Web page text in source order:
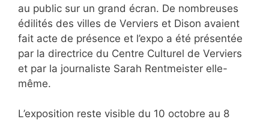
au public sur un grand écran. De nombreuses
édilités des villes de Verviers et Dison avaient
fait acte de présence et l’expo a été présentée
par la directrice du Centre Culturel de Verviers
et par la journaliste Sarah Rentmeister elle-
même.
L’exposition reste visible du 10 octobre au 8